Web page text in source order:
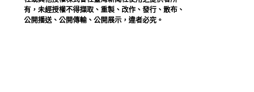
有，未經授權不得擷取、重製、改作、發行、散布、
公開播送、公開傳輸、公開展示，違者必究。